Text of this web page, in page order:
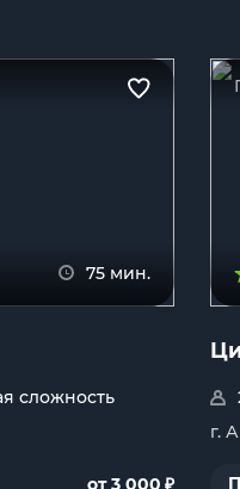
75 мин.
сложность
от 3 000 ₽
г.